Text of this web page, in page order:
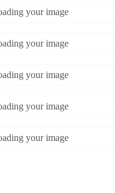
your image
your image
your image
your image
your image